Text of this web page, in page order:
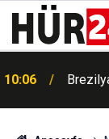
10:06
10:02